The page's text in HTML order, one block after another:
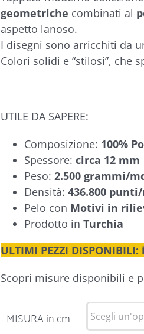
geometriche combinati al
aspetto lanoso.
I disegni sono arricchiti da
Colori solidi e “stilosi”, che
UTILE DA SAPERE:
Composizione: 100%
Spessore: circa 12 mm
Peso: 2.500 grammi/
Densità: 436.800
Pelo con Motivi in
Prodotto in Turchia
ULTIMI PEZZI
Scopri misure disponibili e
MISURA in cm